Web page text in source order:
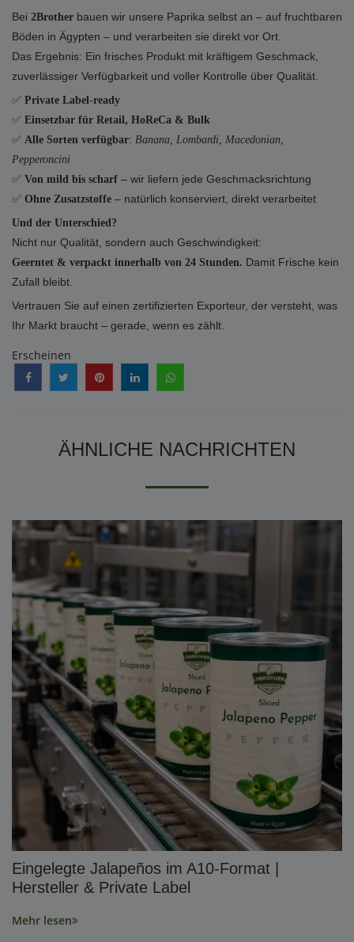
Bei 2Brother bauen wir unsere Paprika selbst an – auf fruchtbaren
Böden in Ägypten – und verarbeiten sie direkt vor Ort.
Das Ergebnis: Ein frisches Produkt mit kräftigem Geschmack,
zuverlässiger Verfügbarkeit und voller Kontrolle über Qualität.
✅ Private Label-ready
✅ Einsetzbar für Retail, HoReCa & Bulk
✅ Alle Sorten verfügbar: Banana, Lombardi, Macedonian,
Pepperoncini
✅ Von mild bis scharf – wir liefern jede Geschmacksrichtung
✅ Ohne Zusatzstoffe – natürlich konserviert, direkt verarbeitet
Und der Unterschied?
Nicht nur Qualität, sondern auch Geschwindigkeit:
Geerntet & verpackt innerhalb von 24 Stunden. Damit Frische kein
Zufall bleibt.
Vertrauen Sie auf einen zertifizierten Exporteur, der versteht, was
Ihr Markt braucht – gerade, wenn es zählt.
Erscheinen
ÄHNLICHE NACHRICHTEN
Eingelegte Jalapeños im A10-Format |
Hersteller & Private Label
Mehr lesen